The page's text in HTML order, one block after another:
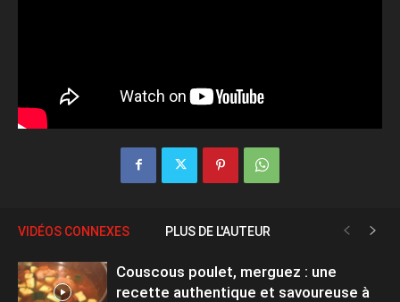
VIDÉOS CONNEXES PLUS DE L'AUTEUR
Couscous poulet, merguez : une
recette authentique et savoureuse à